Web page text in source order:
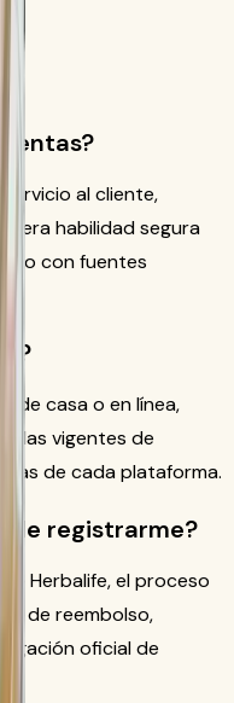
al cliente,
habilidad segura
con fuentes
casa o en línea,
vigentes de
de cada plataforma.
de registrarme?
Herbalife, el proceso
de reembolso,
oficial de